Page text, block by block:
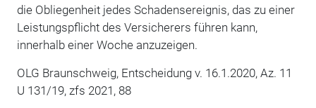
die Obliegenheit jedes Schadensereignis, das zu einer
Leistungspflicht des Versicherers führen kann,
innerhalb einer Woche anzuzeigen.
OLG Braunschweig, Entscheidung v. 16.1.2020, Az. 11
U 131/19, zfs 2021, 88